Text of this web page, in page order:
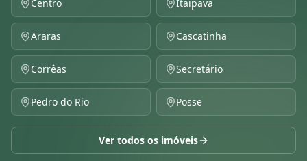
Centro Itaipava
Araras Cascatinha
Corrêas Secretário
Pedro do Rio Posse
Ver todos os imóveis